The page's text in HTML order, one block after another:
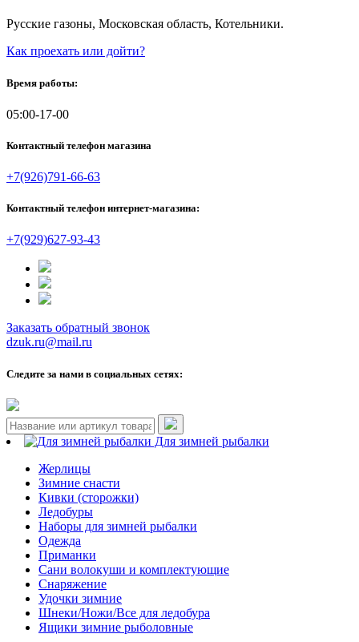
Русские газоны, Московская область, Котельники.
Как проехать или дойти?
Время работы:
05:00-17-00
Контактный телефон магазина
+7(926)791-66-63
Контактный телефон интернет-магазина:
+7(929)627-93-43
Заказать обратный звонок
dzuk.ru@mail.ru
Следите за нами в социальных сетях:
Для зимней рыбалки
Жерлицы
Зимние снасти
Кивки (сторожки)
Ледобуры
Наборы для зимней рыбалки
Одежда
Приманки
Сани волокуши и комплектующие
Снаряжение
Удочки зимние
Шнеки/Ножи/Все для ледобура
Ящики зимние рыболовные